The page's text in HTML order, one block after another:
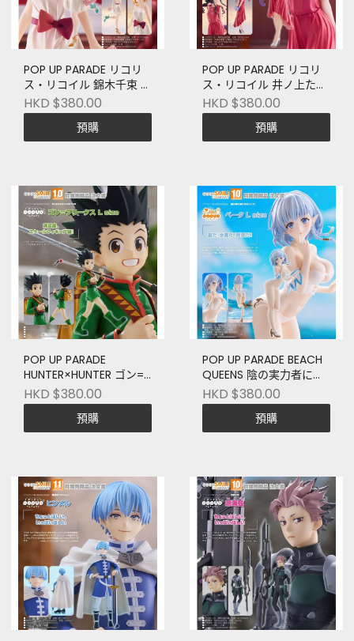
POP UP PARADE リコリ
ス・リコイル 錦木千束 ア
フターパーリィ!Ver. L
size
HKD $380.00
預購
POP UP PARADE リコリ
ス・リコイル 井ノ上たき
な アフターパーリィ!Ver.
L size
HKD $380.00
預購
POP UP PARADE
HUNTER×HUNTER ゴン=
フリークス L size
HKD $380.00
預購
POP UP PARADE BEACH
QUEENS 陰の実力者にな
りたくて! ベータ L size
HKD $380.00
預購